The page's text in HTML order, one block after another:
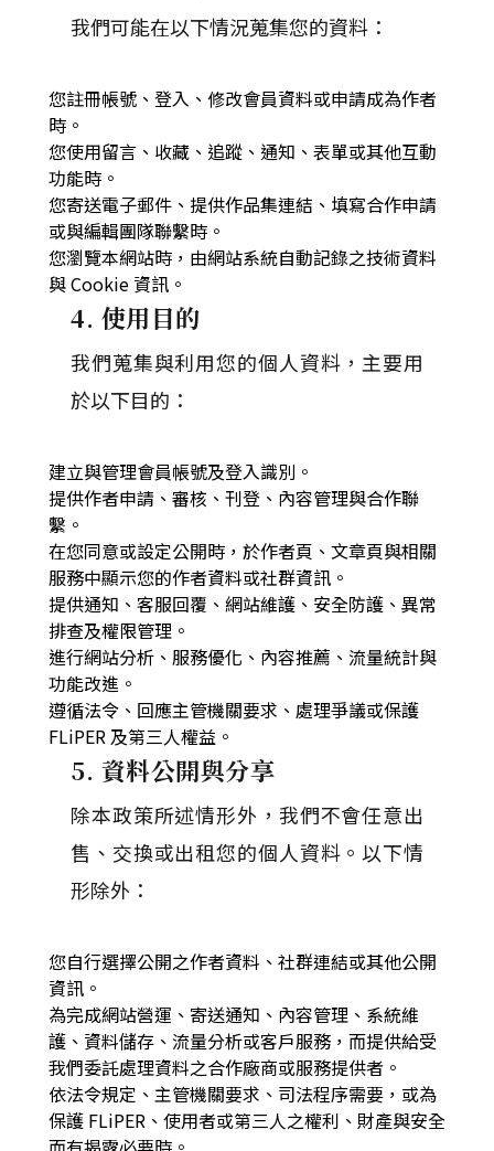
我們可能在以下情況蒐集您的資料：
您註冊帳號、登入、修改會員資料或申請成為作者
時。
您使用留言、收藏、追蹤、通知、表單或其他互動
功能時。
您寄送電子郵件、提供作品集連結、填寫合作申請
或與編輯團隊聯繫時。
您瀏覽本網站時，由網站系統自動記錄之技術資料
與 Cookie 資訊。
4. 使用目的
我們蒐集與利用您的個人資料，主要用
於以下目的：
建立與管理會員帳號及登入識別。
提供作者申請、審核、刊登、內容管理與合作聯
繫。
在您同意或設定公開時，於作者頁、文章頁與相關
服務中顯示您的作者資料或社群資訊。
提供通知、客服回覆、網站維護、安全防護、異常
排查及權限管理。
進行網站分析、服務優化、內容推薦、流量統計與
功能改進。
遵循法令、回應主管機關要求、處理爭議或保護
FLiPER 及第三人權益。
5. 資料公開與分享
除本政策所述情形外，我們不會任意出
售、交換或出租您的個人資料。以下情
形除外：
您自行選擇公開之作者資料、社群連結或其他公開
資訊。
為完成網站營運、寄送通知、內容管理、系統維
護、資料儲存、流量分析或客戶服務，而提供給受
我們委託處理資料之合作廠商或服務提供者。
依法令規定、主管機關要求、司法程序需要，或為
保護 FLiPER、使用者或第三人之權利、財產與安全